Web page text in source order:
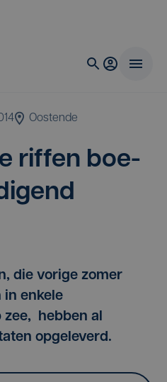
Oostende
rif­fen boe­
die vorige zomer
in enkele
zee, hebben al
opgeleverd.